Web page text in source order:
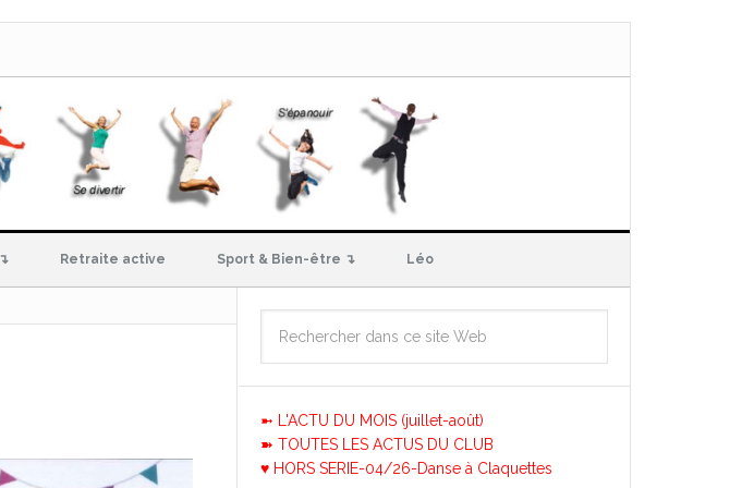
Retraite active Sport & Bien-être ↴ Léo
➼ L'ACTU DU MOIS (juillet-août)
➽ TOUTES LES ACTUS DU CLUB
♥ HORS SERIE-04/26-Danse à Claquettes